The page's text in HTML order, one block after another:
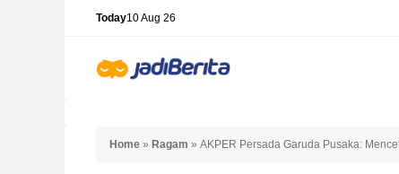
Today10 Aug 26
Home » Ragam » AKPER Persada Garuda Pusaka: